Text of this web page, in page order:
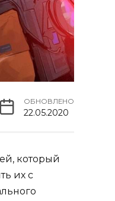
ОБНОВЛЕНО
22.05.2020
который
их с